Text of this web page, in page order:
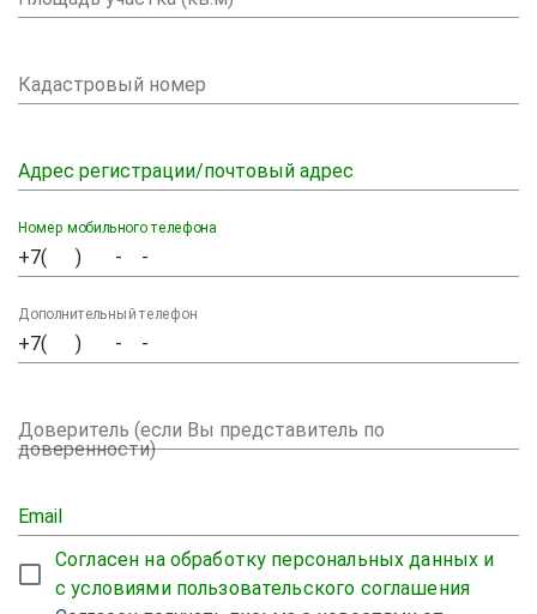
Кадастровый номер
Адрес регистрации/почтовый адрес
Номер мобильного телефона
Дополнительный телефон
Доверитель (если Вы представитель по
доверенности)
Email
Согласен на обработку персональных данных и
с условиями пользовательского соглашения